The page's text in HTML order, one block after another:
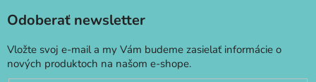
Odoberať newsletter
Vložte svoj e-mail a my Vám budeme zasielať informácie o
nových produktoch na našom e-shope.